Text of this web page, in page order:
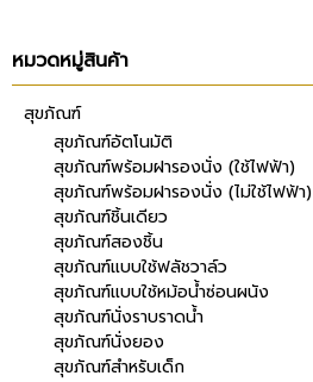
หมวดหมู่สินค้า
สุขภัณฑ์
สุขภัณฑ์อัตโนมัติ
สุขภัณฑ์พร้อมฝารองนั่ง (ใช้ไฟฟ้า)
สุขภัณฑ์พร้อมฝารองนั่ง (ไม่ใช้ไฟฟ้า)
สุขภัณฑ์ชิ้นเดียว
สุขภัณฑ์สองชิ้น
สุขภัณฑ์แบบใช้ฟลัชวาล์ว
สุขภัณฑ์แบบใช้หม้อน้ำซ่อนผนัง
สุขภัณฑ์นั่งราบราดน้ำ
สุขภัณฑ์นั่งยอง
สุขภัณฑ์สำหรับเด็ก